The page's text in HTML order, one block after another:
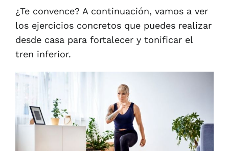
¿Te convence? A continuación, vamos a ver
los ejercicios concretos que puedes realizar
desde casa para fortalecer y tonificar el
tren inferior.